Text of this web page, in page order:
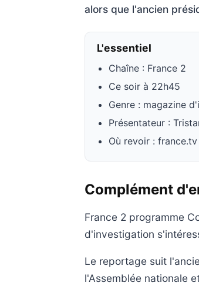
alors que l'ancien
L'essentiel
Chaîne : France 2
Ce soir à 22h45
Genre : magazine
Présentateur :
Où revoir : france.tv
Complément
France 2 programme
d'investigation
Le reportage suit
l'Assemblée nationale